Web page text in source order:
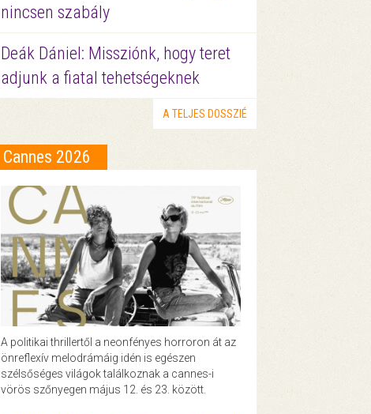
nincsen szabály
Deák Dániel: Missziónk, hogy teret
adjunk a fiatal tehetségeknek
A TELJES DOSSZIÉ
Cannes 2026
A politikai thrillertől a neonfényes horroron át az
önreflexív melodrámáig idén is egészen
szélsőséges világok találkoznak a cannes-i
vörös szőnyegen május 12. és 23. között.